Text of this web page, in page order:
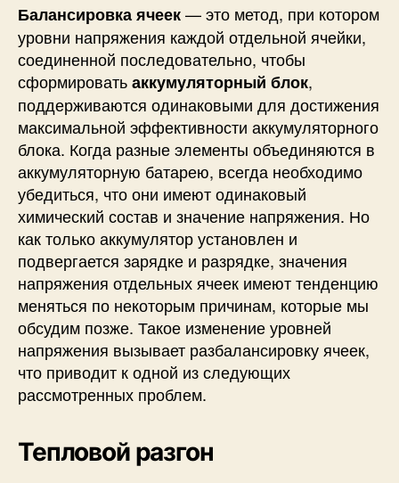
Балансировка ячеек— это метод, при котором
уровни напряжения каждой отдельной ячейки,
соединенной последовательно, чтобы
сформироватьаккумуляторный блок,
поддерживаются одинаковыми для достижения
максимальной эффективности аккумуляторного
блока. Когда разные элементы объединяются в
аккумуляторную батарею, всегда необходимо
убедиться, что они имеют одинаковый
химический состав и значение напряжения. Но
как только аккумулятор установлен и
подвергается зарядке и разрядке, значения
напряжения отдельных ячеек имеют тенденцию
меняться по некоторым причинам, которые мы
обсудим позже. Такое изменение уровней
напряжения вызывает разбалансировку ячеек,
что приводит к одной из следующих
рассмотренных проблем.
Тепловой разгон